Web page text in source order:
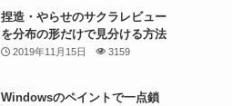
捏造・やらせのサクラレビュー
を分布の形だけで見分ける方法
2019年11月15日 3159
Windowsのペイントで一点鎖